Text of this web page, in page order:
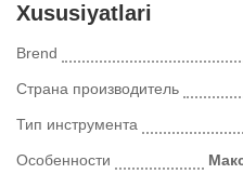
Xususiyatlari
Brend
Страна производитель
Тип инструмента
Особенности